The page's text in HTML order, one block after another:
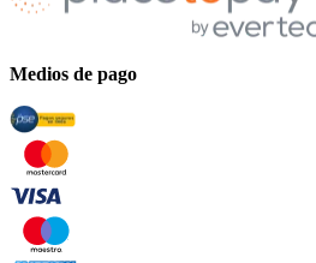
Medios de pago